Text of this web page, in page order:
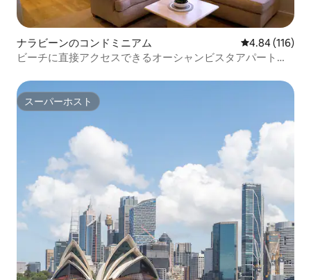
ナラビーンのコンドミニアム レビュー116
4.84 (116)
ビーチに直接アクセスできるオーシャンビスタアパートメ
スーパーホスト
スーパーホスト